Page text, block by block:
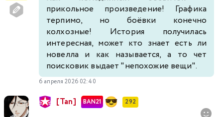
прикольное произведение! Графика
терпимо, но боёвки конечно
колхозные! История получилась
интересная, может кто знает есть ли
новелла и как называется, а то чет
поисковик выдает "непохожие вещи".
6 апреля 2026 02:40
[Tan] BAN21 292